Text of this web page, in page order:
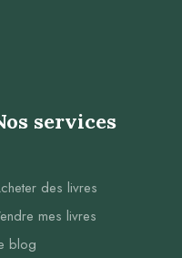
services
des livres
mes livres
blog